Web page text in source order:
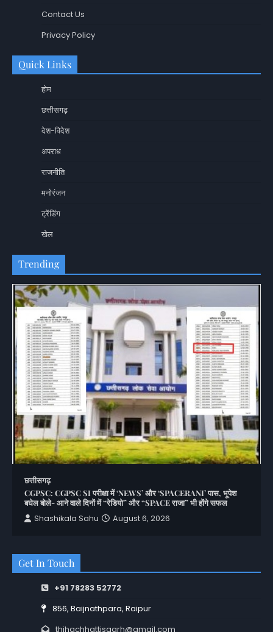
Contact Us
Privacy Policy
Quick Links
होम
छत्तीसगढ़
देश-विदेश
अपराध
राजनीति
मनोरंजन
ट्रेंडिंग
खेल
Trending
छत्तीसगढ़
CGPSC: CGPSC SI परीक्षा में ‘NEWS’ और ‘SPACERANI’ पास, भूपेश
बघेल बोले- आने वाले दिनों में “रेडियो” और “SPACE राजा” भी होंगे सफल
Shashikala Sahu
August 6, 2026
Get In Touch
+91 78283 52772
856, Baijnathpara, Raipur
thihachhattisgarh@gmail.com